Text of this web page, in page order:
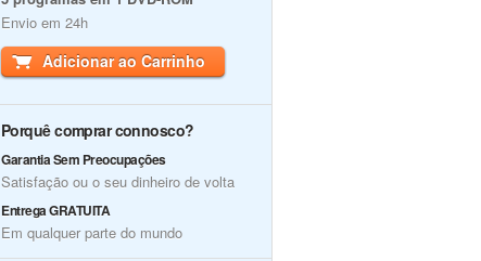
Envio em 24h
Adicionar ao Carrinho
Porquê comprar connosco?
Garantia Sem Preocupações
Satisfação ou o seu dinheiro de volta
Entrega GRATUITA
Em qualquer parte do mundo